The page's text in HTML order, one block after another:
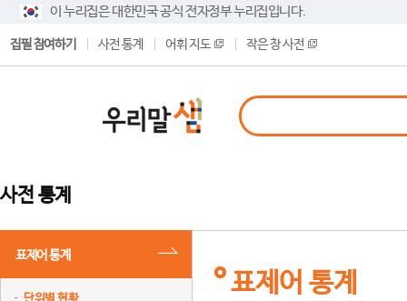
이 누리집은 대한민국 공식 전자정부 누리집입니다.
집필 참여하기 사전 통계 어휘 지도 작은 창 사전
사전 통계
표제어 통계
표제어 통계